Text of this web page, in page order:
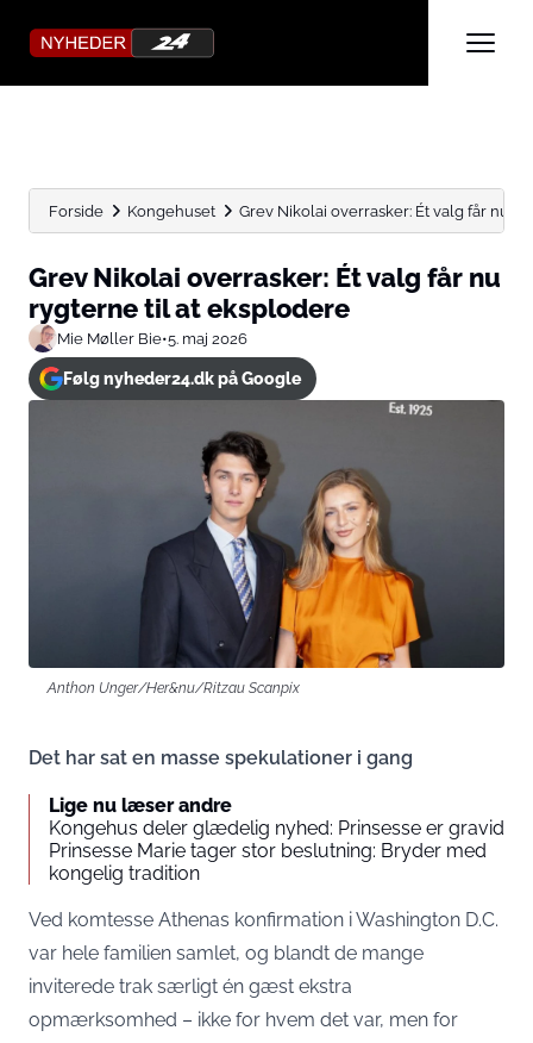
Forside Kongehuset Grev Nikolai overrasker: Ét valg får nu
Grev Nikolai overrasker: Ét valg får nu
rygterne til at eksplodere
Mie Møller Bie•5. maj 2026
Følg nyheder24.dk på Google
Anthon Unger/Her&nu/Ritzau Scanpix
Det har sat en masse spekulationer i gang
Lige nu læser andre
Kongehus deler glædelig nyhed: Prinsesse er gravid
Prinsesse Marie tager stor beslutning: Bryder med
kongelig tradition
Ved komtesse Athenas konfirmation i Washington D.C.
var hele familien samlet, og blandt de mange
inviterede trak særligt én gæst ekstra
opmærksomhed – ikke for hvem det var, men for